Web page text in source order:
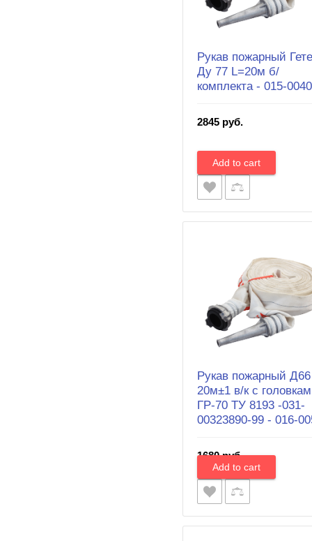
Рукав пожарный
Ду 77 L=20м б/
комплекта - 015-0040
2845 руб.
Рукав пожарный Д66
20м±1 в/к с
ГР-70 ТУ 8193 -031-
00323890-99 - 016-
1680 руб.